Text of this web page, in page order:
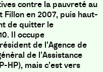
contre la pauvreté au
Fillon en 2007, puis haut-
de quitter le
Il occupe
de l’Agence de
de l’Assistance
HP), mais c’est vers